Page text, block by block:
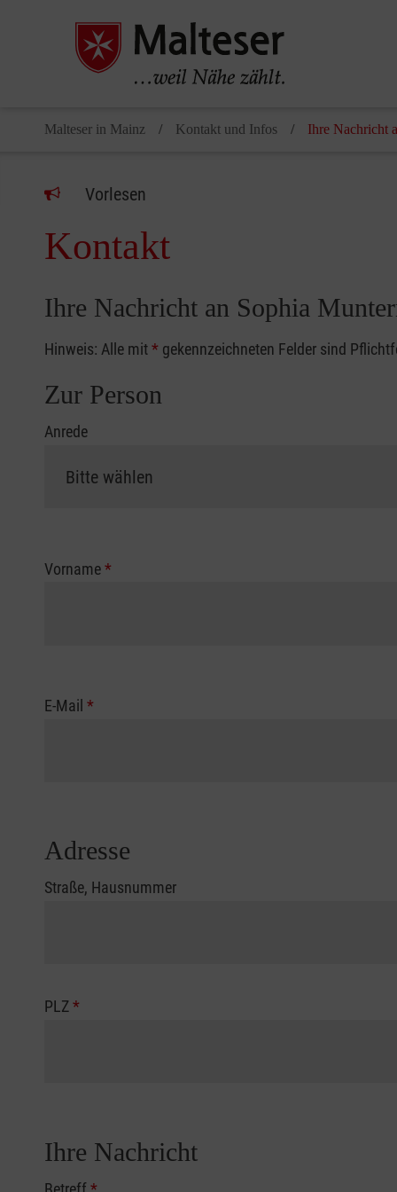
Malteser in Mainz Kontakt und Infos Ihre Nachricht
Vorlesen
Kontakt
Ihre Nachricht an Sophia
Hinweis: Alle mit* gekennzeichneten Felder sind
Zur Person
Anrede
Vorname*
E-Mail *
Adresse
Straße, Hausnummer
PLZ*
Ihre Nachricht